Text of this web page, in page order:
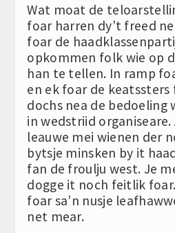
Wat moat de
foar harren dy’t freed
foar de
opkommen folk wie op
han te tellen. In ramp
en ek foar de keatssters
dochs nea de bedoeling
in wedstriid organiseare.
leauwe mei wienen der
bytsje minsken by it
fan de froulju west. Je
dogge it noch feitlik
foar sa’n nusje
net mear.